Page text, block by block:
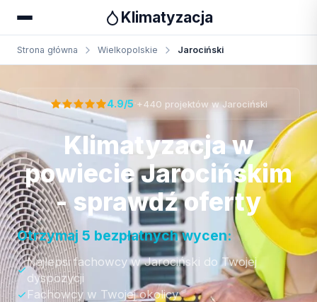
Klimatyzacja
Strona główna Wielkopolskie Jarociński
Otrzymaj bezpłatną wycenę
4.9/5 +440 projektów w Jarociński
Klimatyzacja w
powiecie Jarocińskim
- sprawdź oferty
Otrzymaj 5 bezpłatnych wycen:
Najlepsi fachowcy w Jarociński do Twojej
dyspozycji
Fachowcy w Twojej okolicy